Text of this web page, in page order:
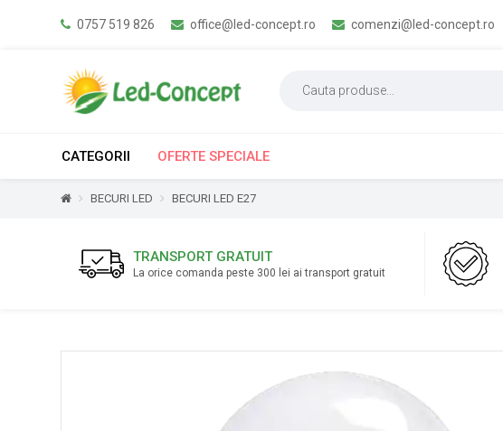
0757 519 826 office@led-concept.ro comenzi@led-concept.ro
CATEGORII OFERTE SPECIALE
BECURI LED BECURI LED E27
TRANSPORT GRATUIT
La orice comanda peste 300 lei ai transport gratuit